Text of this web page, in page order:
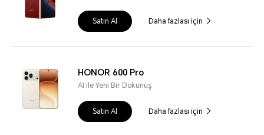
Satın Al Daha fazlası için
HONOR 600 Pro
AI ile Yeni Bir Dokunuş
Satın Al Daha fazlası için